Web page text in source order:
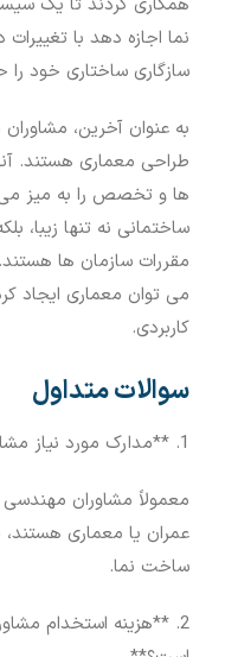
نما اجازه دهد با
سازگاری ساختاری خود را
به عنوان آخرین،
طراحی معماری هستند.
ها و تخصص را به میز می
ساختمانی نه تنها زیبا،
مقررات سازمان ها
می توان معماری ایجاد
کاربردی.
سوالات متداول
1. **مدارک مورد نیاز مشاوران مهندسی نما چیست؟**
معمولاً مشاوران
عمران یا معماری
ساخت نما.
2. **هزینه استخدام